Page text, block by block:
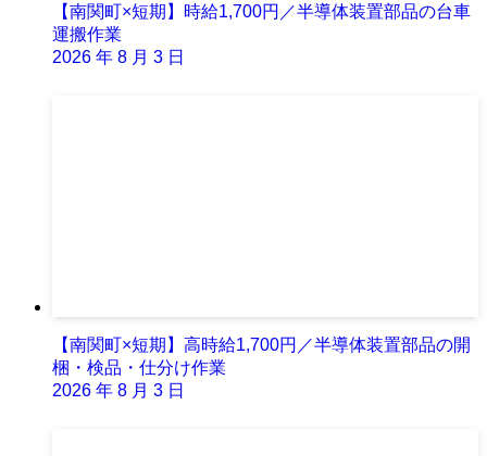
【南関町×短期】時給1,700円／半導体装置部品の台車
運搬作業
2026 年 8 月 3 日
【南関町×短期】高時給1,700円／半導体装置部品の開
梱・検品・仕分け作業
2026 年 8 月 3 日